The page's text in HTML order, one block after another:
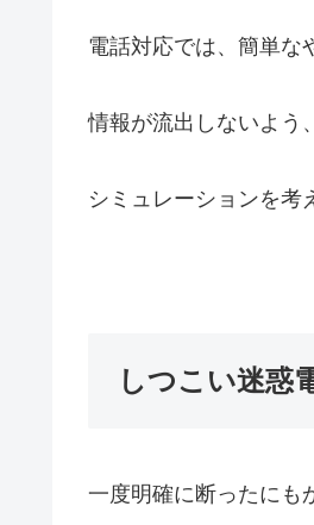
電話対応では、簡単な
情報が流出しないよう
シミュレーションを考
しつこい迷惑
一度明確に断ったにも